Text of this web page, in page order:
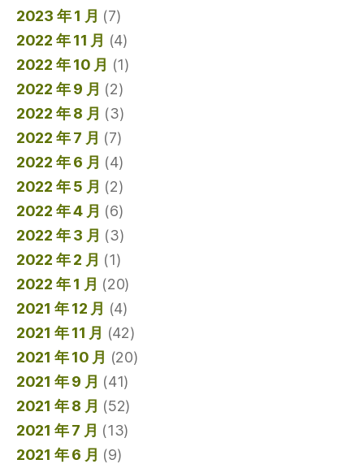
2023 年 1 月 (7)
2022 年 11 月 (4)
2022 年 10 月 (1)
2022 年 9 月 (2)
2022 年 8 月 (3)
2022 年 7 月 (7)
2022 年 6 月 (4)
2022 年 5 月 (2)
2022 年 4 月 (6)
2022 年 3 月 (3)
2022 年 2 月 (1)
2022 年 1 月 (20)
2021 年 12 月 (4)
2021 年 11 月 (42)
2021 年 10 月 (20)
2021 年 9 月 (41)
2021 年 8 月 (52)
2021 年 7 月 (13)
2021 年 6 月 (9)